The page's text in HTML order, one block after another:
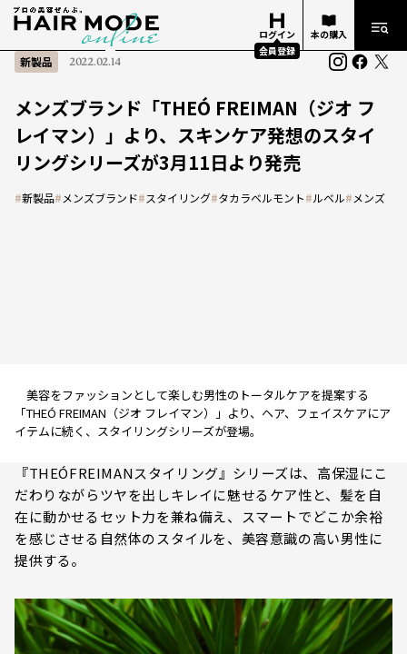
ログイン
会員登録
本の購入
新製品 2022.02.14
メンズブランド「THEÓ FREIMAN（ジオ フ
レイマン）」より、スキンケア発想のスタイ
リングシリーズが3月11日より発売
#新製品# メンズブランド#スタイリング#タカラベルモント#ルベル# メンズ
美容をファッションとして楽しむ男性のトータルケアを提案する
「THEÓ FREIMAN（ジオ フレイマン）」より、ヘア、フェイスケアにア
イテムに続く、スタイリングシリーズが登場。
『THEÓFREIMANスタイリング』シリーズは、高保湿にこ
だわりながらツヤを出しキレイに魅せるケア性と、髪を自
在に動かせるセット力を兼ね備え、スマートでどこか余裕
を感じさせる自然体のスタイルを、美容意識の高い男性に
提供する。